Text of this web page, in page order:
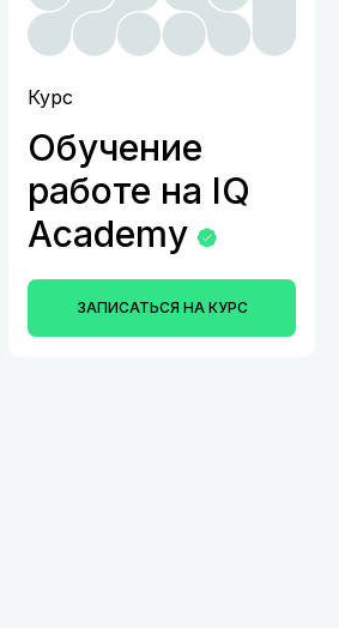
Курс
Обучение
работе на IQ
Academy
ЗАПИСАТЬСЯ НА КУРС